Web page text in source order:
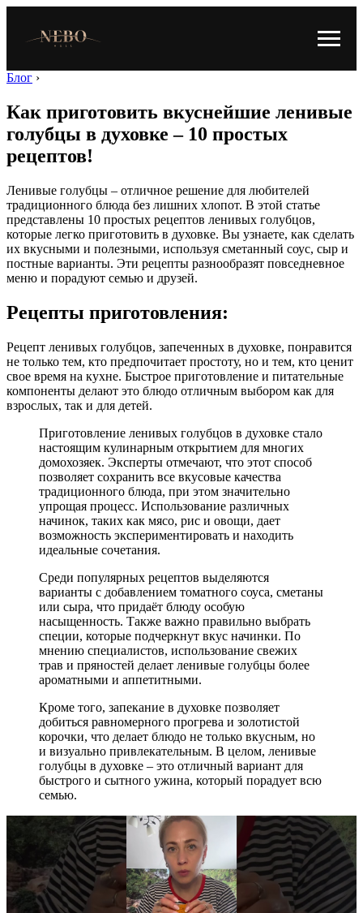
Блог ›
Как приготовить вкуснейшие ленивые
голубцы в духовке – 10 простых
рецептов!
Ленивые голубцы – отличное решение для любителей
традиционного блюда без лишних хлопот. В этой статье
представлены 10 простых рецептов ленивых голубцов,
которые легко приготовить в духовке. Вы узнаете, как сделать
их вкусными и полезными, используя сметанный соус, сыр и
постные варианты. Эти рецепты разнообразят повседневное
меню и порадуют семью и друзей.
Рецепты приготовления:
Рецепт ленивых голубцов, запеченных в духовке, понравится
не только тем, кто предпочитает простоту, но и тем, кто ценит
свое время на кухне. Быстрое приготовление и питательные
компоненты делают это блюдо отличным выбором как для
взрослых, так и для детей.
Приготовление ленивых голубцов в духовке стало
настоящим кулинарным открытием для многих
домохозяек. Эксперты отмечают, что этот способ
позволяет сохранить все вкусовые качества
традиционного блюда, при этом значительно
упрощая процесс. Использование различных
начинок, таких как мясо, рис и овощи, дает
возможность экспериментировать и находить
идеальные сочетания.
Среди популярных рецептов выделяются
варианты с добавлением томатного соуса, сметаны
или сыра, что придаёт блюду особую
насыщенность. Также важно правильно выбрать
специи, которые подчеркнут вкус начинки. По
мнению специалистов, использование свежих
трав и пряностей делает ленивые голубцы более
ароматными и аппетитными.
Кроме того, запекание в духовке позволяет
добиться равномерного прогрева и золотистой
корочки, что делает блюдо не только вкусным, но
и визуально привлекательным. В целом, ленивые
голубцы в духовке – это отличный вариант для
быстрого и сытного ужина, который порадует всю
семью.